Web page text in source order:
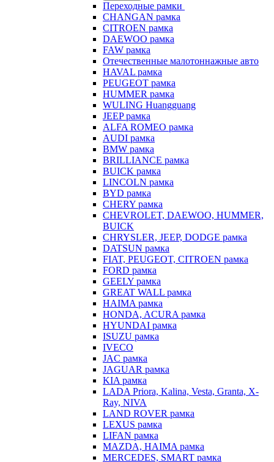
Переходные рамки
CHANGAN рамка
CITROEN рамка
DAEWOO рамка
FAW рамка
Отечественные малотоннажные авто
HAVAL рамка
PEUGEOT рамка
HUMMER рамка
WULING Huangguang
JEEP рамка
ALFA ROMEO рамка
AUDI рамка
BMW рамка
BRILLIANCE рамка
BUICK рамка
LINCOLN рамка
BYD рамка
CHERY рамка
CHEVROLET, DAEWOO, HUMMER,
BUICK
CHRYSLER, JEEP, DODGE рамка
DATSUN рамка
FIAT, PEUGEOT, CITROEN рамка
FORD рамка
GEELY рамка
GREAT WALL рамка
HAIMA рамка
HONDA, ACURA рамка
HYUNDAI рамка
ISUZU рамка
IVECO
JAC рамка
JAGUAR рамка
KIA рамка
LADA Priora, Kalina, Vesta, Granta, X-
Ray, NIVA
LAND ROVER рамка
LEXUS рамка
LIFAN рамка
MAZDA, HAIMA рамка
MERCEDES, SMART рамка